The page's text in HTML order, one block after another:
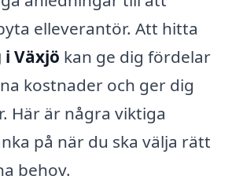
elleverantör. Att hitta
i Växjö kan ge dig fördelar
kostnader och ger dig
Här är några viktiga
på när du ska välja rätt
behov.